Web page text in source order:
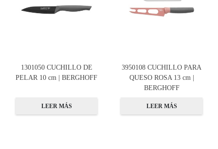
1301050 CUCHILLO DE
PELAR 10 cm | BERGHOFF
LEER MÁS
3950108 CUCHILLO PARA
QUESO ROSA 13 cm |
BERGHOFF
LEER MÁS